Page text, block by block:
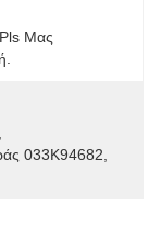
Μας
033K94682